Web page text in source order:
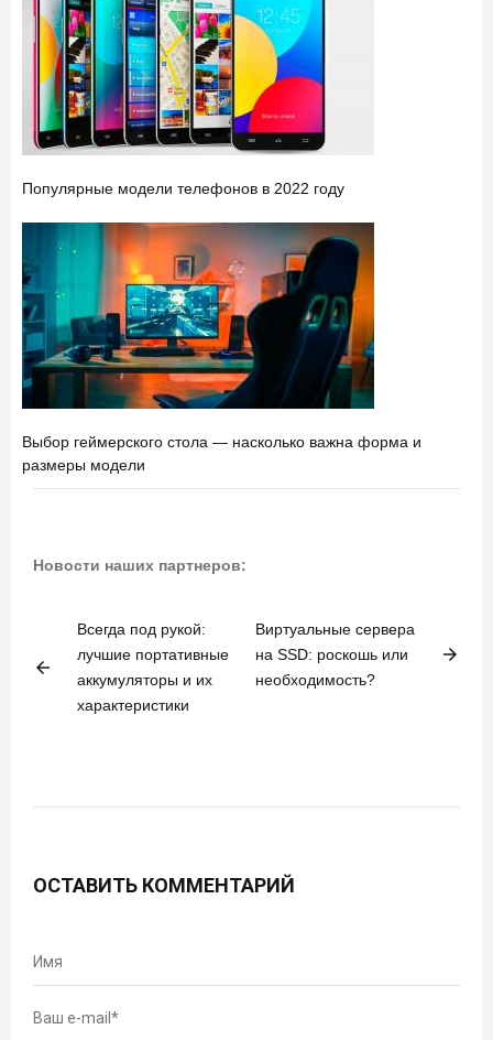
Популярные модели телефонов в 2022 году
Выбор геймерского стола — насколько важна форма и
размеры модели
Новости наших партнеров:
arrow_back
Всегда под рукой:
лучшие портативные
аккумуляторы и их
характеристики
Виртуальные сервера
на SSD: роскошь или
необходимость?
arrow_forward
ОСТАВИТЬ КОММЕНТАРИЙ